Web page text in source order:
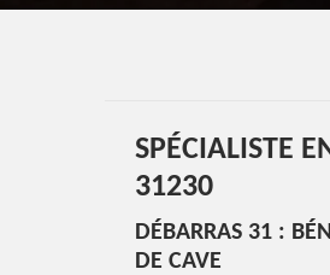
SPÉCIALISTE
31230
DÉBARRAS 31 :
DE CAVE